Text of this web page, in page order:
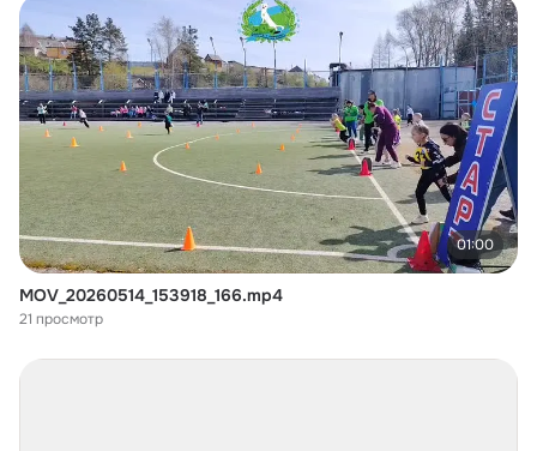
01:00
MOV_20260514_153918_166.mp4
21 просмотр